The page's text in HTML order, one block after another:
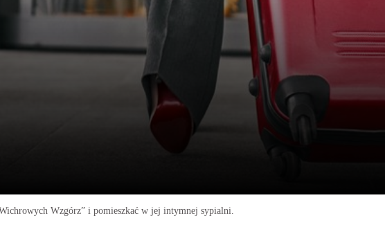
Wzgórz” i pomieszkać w jej intymnej sypialni.